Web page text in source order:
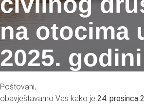
na otocima
2025. godini
Poštovani,
obavještavamo Vas kako je 24. prosinca